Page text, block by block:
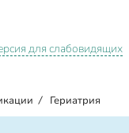
для слабовидящих
/ Гериатрия